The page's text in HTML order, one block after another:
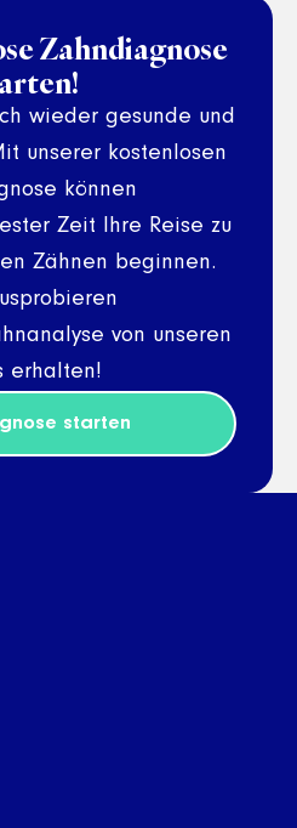
Zahndiagnose
wieder gesunde und
unserer kostenlosen
können
Zeit Ihre Reise zu
Zähnen beginnen.
von unseren
erhalten!
starten